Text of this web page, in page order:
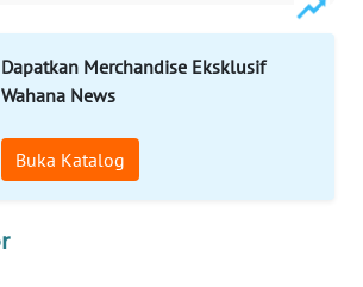
Dapatkan Merchandise Eksklusif
Wahana News
Buka Katalog